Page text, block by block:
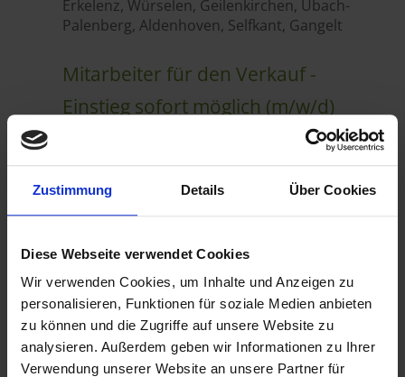
Zustimmung Details Über Cookies
Diese Webseite verwendet Cookies
Wir verwenden Cookies, um Inhalte und Anzeigen zu
personalisieren, Funktionen für soziale Medien anbieten
zu können und die Zugriffe auf unsere Website zu
analysieren. Außerdem geben wir Informationen zu Ihrer
Verwendung unserer Website an unsere Partner für